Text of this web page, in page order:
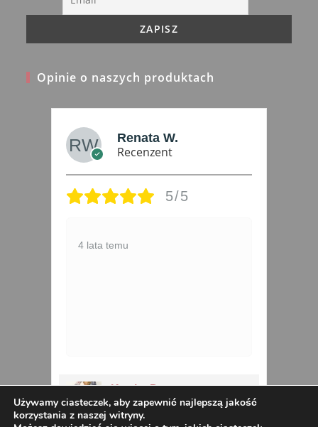
Opinie o naszych produktach
Renata W.
Recenzent
5/5
4 lata temu
Kurtka Dwustronna
Pikowana Płaszczyk MAYA
42-52 szaro-niebieska
Używamy ciasteczek, aby zapewnić najlepszą jakość
korzystania z naszej witryny.